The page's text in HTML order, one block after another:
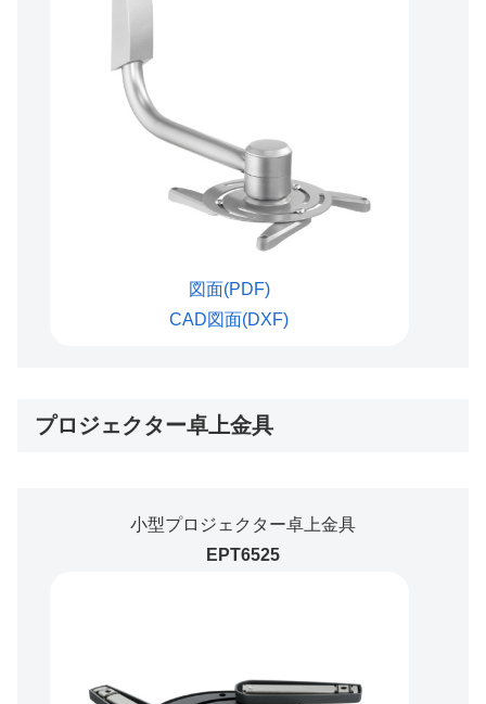
図面(PDF)
CAD図面(DXF)
プロジェクター卓上金具
小型プロジェクター卓上金具
EPT6525